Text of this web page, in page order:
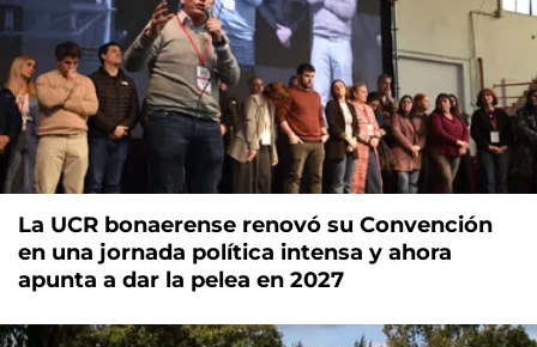
La UCR bonaerense renovó su Convención
en una jornada política intensa y ahora
apunta a dar la pelea en 2027